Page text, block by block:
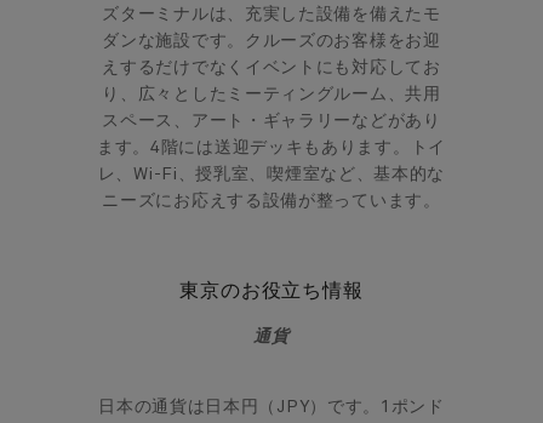
ズターミナルは、充実した設備を備えたモ
ダンな施設です。クルーズのお客様をお迎
えするだけでなくイベントにも対応してお
り、広々としたミーティングルーム、共用
スペース、アート・ギャラリーなどがあり
ます。4階には送迎デッキもあります。トイ
レ、Wi-Fi、授乳室、喫煙室など、基本的な
ニーズにお応えする設備が整っています。
東京のお役立ち情報
通貨
日本の通貨は日本円（JPY）です。1ポンド